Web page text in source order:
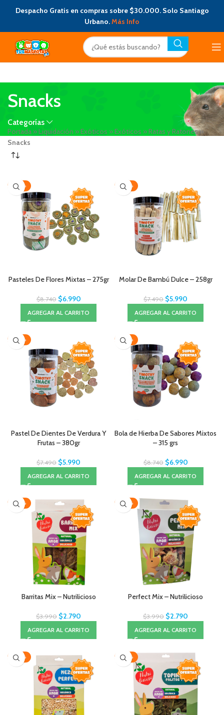
Despacho Gratis en compras sobre $30.000. Solo Santiago
Urbano.Más Info
Snacks
Categorías
Portada »Liquidación »Exóticos »Exóticos »Ratas y Ratones»
Snacks
-20%
Pasteles De Flores Mixtas – 275gr
$8.740 $6.990
AGREGAR AL CARRITO
-20%
Molar De Bambú Dulce – 258gr
$7.490 $5.990
AGREGAR AL CARRITO
-20%
Pastel De Dientes De Verdura Y
Frutas – 380gr
$7.490 $5.990
AGREGAR AL CARRITO
-20%
Bola de Hierba De Sabores Mixtos
– 315 grs
$8.740 $6.990
AGREGAR AL CARRITO
-30%
Barritas Mix – Nutrilicioso
$3.990 $2.790
AGREGAR AL CARRITO
-30%
Perfect Mix – Nutrilicioso
$3.990 $2.790
AGREGAR AL CARRITO
-30% -30%